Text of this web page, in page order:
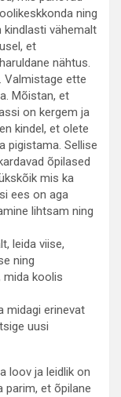
ning
kindlasti vähemalt
et
nähtus.
Valmistage ette
Mõistan, et
on kergem ja
kindel, et olete
pigistama. Sellise
õpilased
mis ka
ees on aga
lihtsam ning
leida viise,
ning
mida koolis
midagi erinevat
uusi
loov ja leidlik on
parim, et õpilane